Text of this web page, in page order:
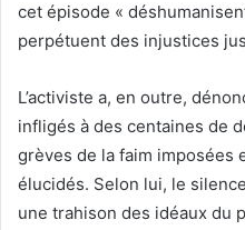
cet épisode «
perpétuent des injustices
L’activiste a, en outre,
infligés à des centaines de
grèves de la faim imposées
élucidés. Selon lui, le
une trahison des idéaux du